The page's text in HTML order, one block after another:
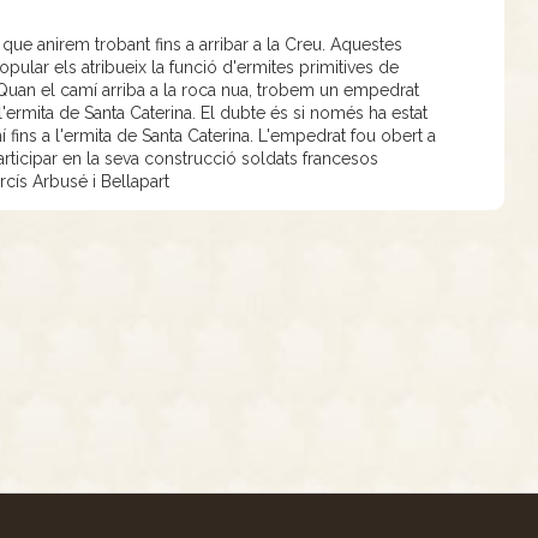
anirem trobant fins a arribar a la Creu. Aquestes
els atribueix la funció d'ermites primitives de
el camí arriba a la roca nua, trobem un empedrat
de Santa Caterina. El dubte és si només ha estat
a l'ermita de Santa Caterina. L'empedrat fou obert a
en la seva construcció soldats francesos
Arbusé i Bellapart